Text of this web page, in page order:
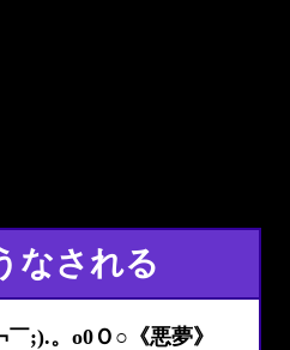
なされる
;).。o0Ｏ○《悪夢》